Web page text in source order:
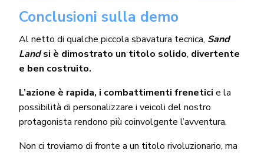
Conclusioni sulla demo
Al netto di qualche piccola sbavatura tecnica, Sand
Landsi è dimostrato un titolo solido, divertente
e ben costruito.
L’azione è rapida, i combattimenti frenetici e la
possibilità di personalizzare i veicoli del nostro
protagonista rendono più coinvolgente l’avventura.
Non ci troviamo di fronte a un titolo rivoluzionario, ma